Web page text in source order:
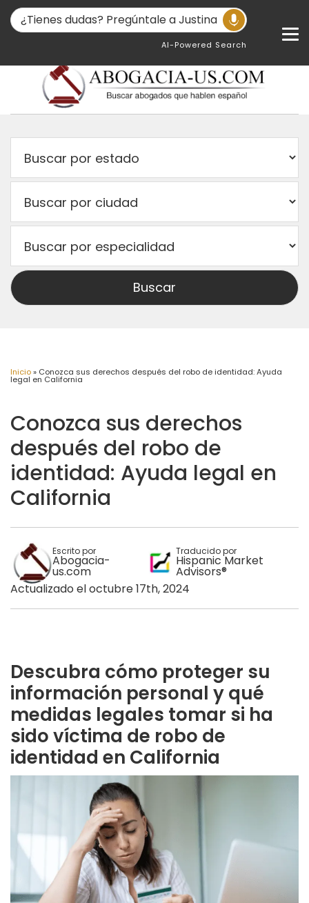
AI-Powered Search
Inicio» Conozca sus derechos después del robo de identidad: Ayuda
legal en California
Conozca sus derechos
después del robo de
identidad: Ayuda legal en
California
Escrito por
Abogacia-
us.com
Traducido por
Hispanic Market
Advisors®
Actualizado el octubre 17th, 2024
Descubra cómo proteger su
información personal y qué
medidas legales tomar si ha
sido víctima de robo de
identidad en California